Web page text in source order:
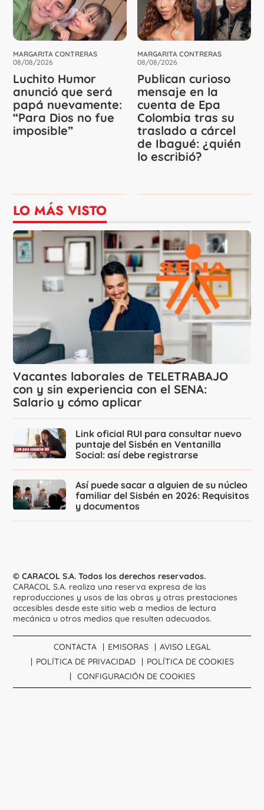
MARGARITA CONTRERAS
08/08/2026
Luchito Humor
anunció que será
papá nuevamente:
“Para Dios no fue
imposible”
MARGARITA CONTRERAS
08/08/2026
Publican curioso
mensaje en la
cuenta de Epa
Colombia tras su
traslado a cárcel
de Ibagué: ¿quién
lo escribió?
LO MÁS VISTO
Vacantes laborales de TELETRABAJO
con y sin experiencia con el SENA:
Salario y cómo aplicar
Link oficial RUI para consultar nuevo
puntaje del Sisbén en Ventanilla
Social: así debe registrarse
Así puede sacar a alguien de su núcleo
familiar del Sisbén en 2026: Requisitos
y documentos
© CARACOL S.A. Todos los derechos reservados.
CARACOL S.A. realiza una reserva expresa de las
reproducciones y usos de las obras y otras prestaciones
accesibles desde este sitio web a medios de lectura
mecánica u otros medios que resulten adecuados.
CONTACTA EMISORAS
AVISO LEGAL
POLÍTICA DE PRIVACIDAD
POLÍTICA DE COOKIES
CONFIGURACIÓN DE COOKIES